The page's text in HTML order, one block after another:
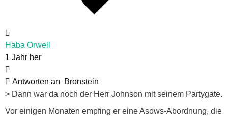
Haba Orwell
1 Jahr her
Antworten an
Bronstein
> Dann war da noch der Herr Johnson mit seinem Partygate.
Vor einigen Monaten empfing er eine Asows-Abordnung, die